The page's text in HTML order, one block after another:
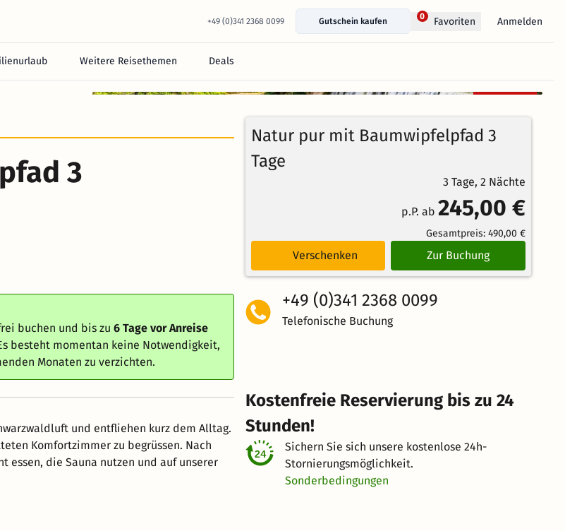
+49 (0)341 2368 0099 Gutschein kaufen
0 Favoriten Anmelden
Weitere Reisethemen Deals
100%
Bewertungen
4.7/5
stornierbar
3
buchen und bis zu6 Tage vor Anreise
besteht momentan keine Notwendigkeit,
Monaten zu verzichten.
und entfliehen kurz dem Alltag.
Komfortzimmer zu begrüssen. Nach
essen, die Sauna nutzen und auf unserer
Natur pur mit Baumwipfelpfad 3
Tage
3 Tage, 2 Nächte
p.P. ab 245,00 €
Gesamtpreis: 490,00 €
Verschenken Zur Buchung
+49 (0)341 2368 0099
Telefonische Buchung
Kostenfreie Reservierung bis zu 24
Stunden!
Sichern Sie sich unsere kostenlose 24h-
Stornierungsmöglichkeit.
Sonderbedingungen